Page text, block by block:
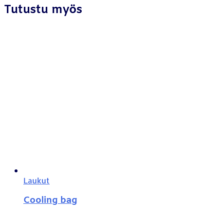
Tutustu myös
Laukut
Cooling bag